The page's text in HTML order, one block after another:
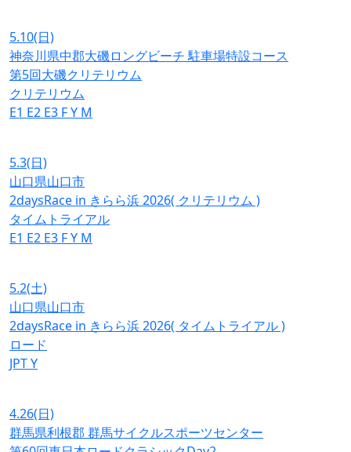
5.10(日)
神奈川県中郡大磯ロングビーチ 駐車場特設コース
第5回大磯クリテリウム
クリテリウム
E1 E2 E3 FY M
5.3(日)
山口県山口市
2daysRace in きらら浜 2026( クリテリウム )
タイムトライアル
E1 E2 E3 FY M
5.2(土)
山口県山口市
2daysRace in きらら浜 2026( タイムトライアル )
ロード
JPTY
4.26(日)
群馬県利根郡 群馬サイクルスポーツセンター